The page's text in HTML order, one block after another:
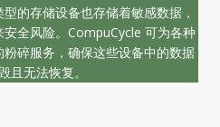
的存储设备也存储着敏感数据，
全风险。CompuCycle 可为各种
碎服务，确保这些设备中的数据
且无法恢复。